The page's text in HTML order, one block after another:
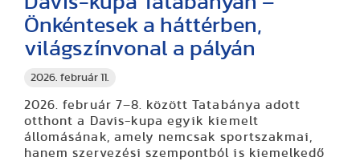
2026. február 11.
Önkéntesek a háttérben,
világszínvonal a pályán
2026. február 7–8. között Tatabánya adott
otthont a Davis-kupa egyik kiemelt
állomásának, amely nemcsak sportszakmai,
hanem szervezési szempontból is kiemelkedő